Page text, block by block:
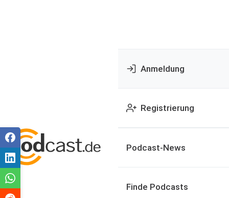
Anmeldung
Registrierung
Podcast-News
Finde Podcasts